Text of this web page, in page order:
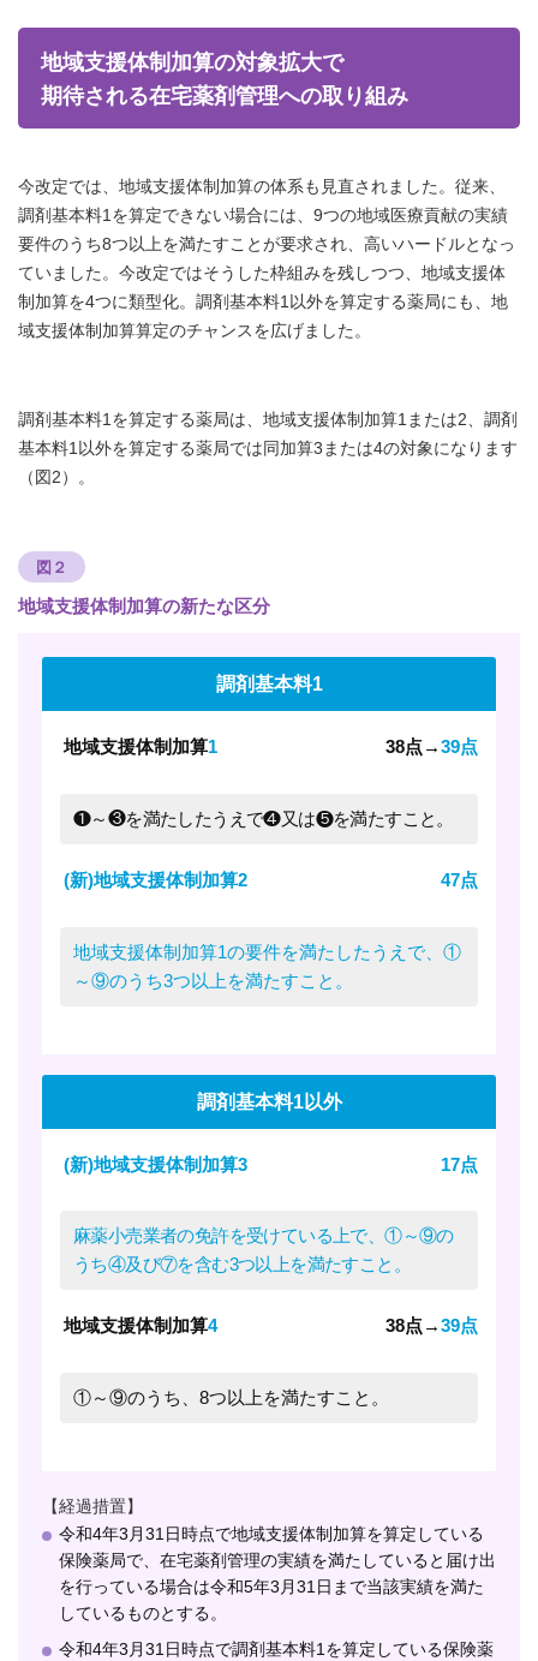
地域支援体制加算の対象拡大で
期待される在宅薬剤管理への取り組み
今改定では、地域支援体制加算の体系も見直されました。従来、
調剤基本料1を算定できない場合には、9つの地域医療貢献の実績
要件のうち8つ以上を満たすことが要求され、高いハードルとなっ
ていました。今改定ではそうした枠組みを残しつつ、地域支援体
制加算を4つに類型化。調剤基本料1以外を算定する薬局にも、地
域支援体制加算算定のチャンスを広げました。
調剤基本料1を算定する薬局は、地域支援体制加算1または2、調剤
基本料1以外を算定する薬局では同加算3または4の対象になります
（図2）。
図２
地域支援体制加算の新たな区分
調剤基本料1
地域支援体制加算1 38点→39点
❶～❸を満たしたうえで❹又は❺を満たすこと。
(新)地域支援体制加算2 47点
地域支援体制加算1の要件を満たしたうえで、①
～⑨のうち3つ以上を満たすこと。
調剤基本料1以外
(新)地域支援体制加算3 17点
麻薬小売業者の免許を受けている上で、①～⑨の
うち④及び⑦を含む3つ以上を満たすこと。
地域支援体制加算4 38点→39点
①～⑨のうち、8つ以上を満たすこと。
【経過措置】
令和4年3月31日時点で地域支援体制加算を算定している
保険薬局で、在宅薬剤管理の実績を満たしていると届け出
を行っている場合は令和5年3月31日まで当該実績を満た
しているものとする。
令和4年3月31日時点で調剤基本料1を算定している保険薬